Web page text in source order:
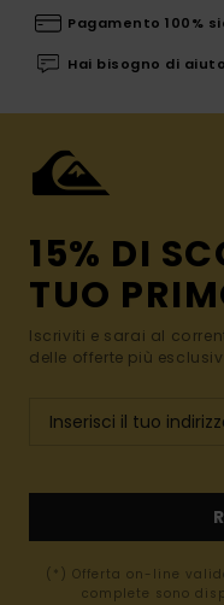
Pagamento 100%
Hai bisogno di
15% DI
TUO
Iscriviti e sarai al
delle offerte più
(*) Offerta on-line
complete sono